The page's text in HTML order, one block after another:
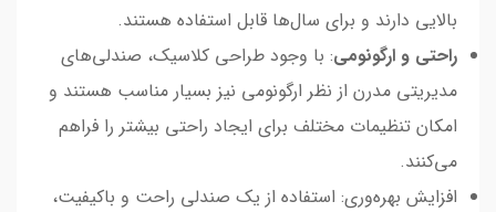
بالایی دارند و برای سال‌ها قابل استفاده هستند.
راحتی و ارگونومی: با وجود طراحی کلاسیک، صندلی‌های
مدیریتی مدرن از نظر ارگونومی نیز بسیار مناسب هستند و
امکان تنظیمات مختلف برای ایجاد راحتی بیشتر را فراهم
می‌کنند.
افزایش بهره‌وری: استفاده از یک صندلی راحت و باکیفیت،